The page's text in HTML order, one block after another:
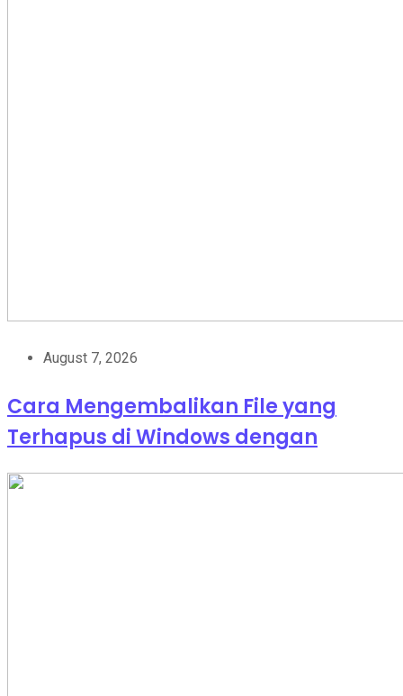
August 7, 2026
Cara Mengembalikan File yang
Terhapus di Windows dengan